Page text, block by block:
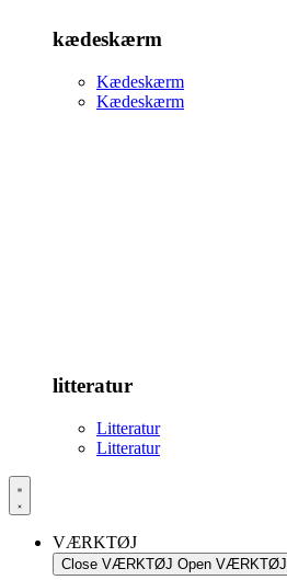
kædeskærm
Kædeskærm
Kædeskærm
litteratur
Litteratur
Litteratur
VÆRKTØJ
Close VÆRKTØJ Open VÆRKTØJ